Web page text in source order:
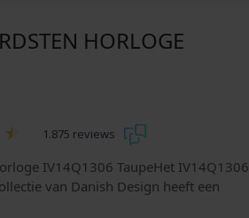
HORLOGE
1.875 reviews
IV14Q1306 TaupeHet IV14Q1306
van Danish Design heeft een